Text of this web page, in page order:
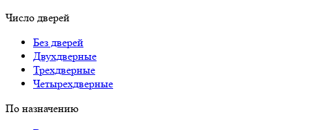
Число дверей
Без дверей
Двухдверные
Трехдверные
Четырехдверные
По назначению